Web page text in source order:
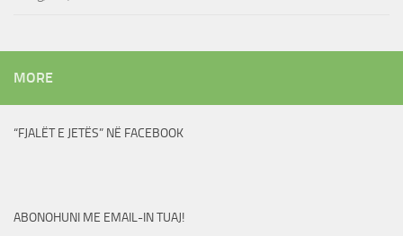
MORE
“FJALËT E JETËS” NË FACEBOOK
ABONOHUNI ME EMAIL-IN TUAJ!